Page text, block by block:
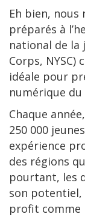
Eh bien,
préparés à
national de la
Corps,
idéale pour
numérique
Chaque
250 000
expérience
des régions
pourtant, les
son potentiel,
profit comme